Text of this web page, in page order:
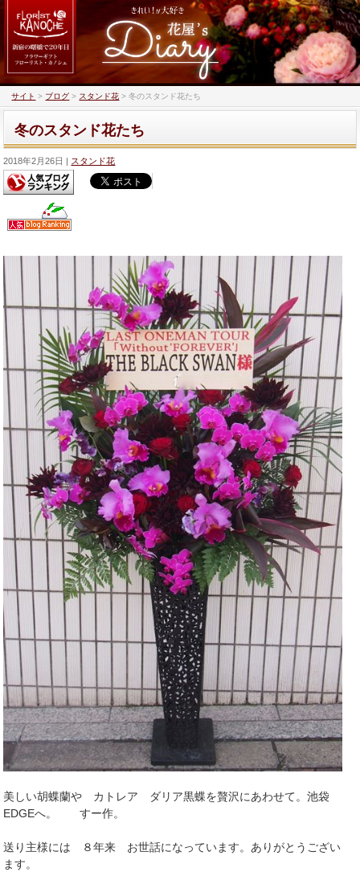
サイト > ブログ > スタンド花 > 冬のスタンド花たち
冬のスタンド花たち
2018年2月26日 スタンド花
美しい胡蝶蘭や カトレア ダリア黒蝶を贅沢にあわせて。池袋
EDGEへ。 すー作。
送り主様には ８年来 お世話になっています。ありがとうござい
ます。